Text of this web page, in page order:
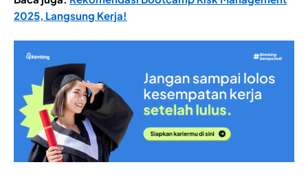
2025, Langsung Kerja!